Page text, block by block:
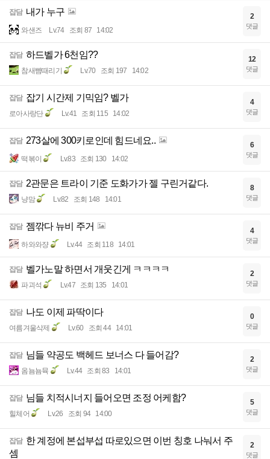
잡담 내가 누구
와샌즈 Lv.74 조회 87 14:02
2
댓글
잡담 하드벨가 6천임??
참새뺨때리기 Lv.70 조회 197 14:02
12
댓글
잡담 잡기 시간제 기믹임? 벨가
로아사랑단 Lv.41 조회 115 14:02
4
댓글
잡담 273살에 300키로인데 힘드네요..
떡볶이 Lv.83 조회 130 14:02
6
댓글
잡담 2관문은 트라이 기준 도화가가 젤 구린거같다.
냥맘 Lv.82 조회 148 14:01
8
댓글
잡담 젬깎다 뉴비 주거
하와와쟝 Lv.44 조회 118 14:01
4
댓글
잡담 벨가노말 하면서 개웃긴게 ㅋㅋㅋㅋ
파괴석 Lv.47 조회 135 14:01
2
댓글
잡담 나도 이제 파딱이다
여름겨울삭제 Lv.60 조회 44 14:01
0
댓글
잡담 님들 약공도 백헤드 보너스 다 들어감?
옴뇸뇸뮥 Lv.44 조회 83 14:01
2
댓글
잡담 님들 치적시너지 들어오면 조정 어케함?
힐체어 Lv.26 조회 94 14:00
5
댓글
잡담 한 계정에 본섭부섭 따로있으면 이번 칭호 나눠서 주
셈
2
댓글